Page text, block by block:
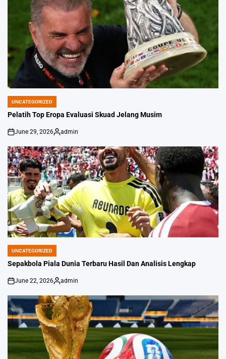
POSTED
IN
UNCATEGORIZED
Pelatih Top Eropa Evaluasi Skuad Jelang Musim
on
June 29, 2026
Posted
admin
POSTED
IN
UNCATEGORIZED
Sepakbola Piala Dunia Terbaru Hasil Dan Analisis Lengkap
on
June 22, 2026
Posted
admin